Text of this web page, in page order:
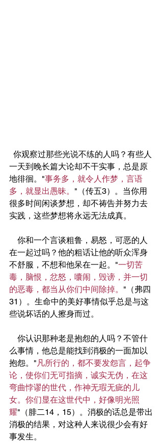
一天到晚长篇大论却不干实事，总是原
地徘徊。"事务多，就令人作梦，言语
多，就显出愚昧。 "（传五3）。当你用
很多时间闲谈梦想，却不祷告并努力去
实践，这些梦想将永远无法成真。
在一起过吗？他的粗话让他的听众浑身
不舒服，不想和他呆在一起。"一切苦
毒，脑恨，忿怒，囔闹，毁谤，并一切
的恶毒，都当从你们中间除掉。 "（弗四
31）。生命中的美好事情似乎总是与这
些说坏话的人擦身而过。
么事情，他总是能找到消极的一面加以
抱怨。"凡所行的，都不要发怨言，起争
论，使你们无可指摘，诚实无伪，在这
弯曲悖谬的世代，作神无瑕无疵的儿
女。你们显在这世代中，好像明光照
耀"（腓二14，15）。消极的话总是带出
消极的结果，对这种人来说很少会有好
事发生。